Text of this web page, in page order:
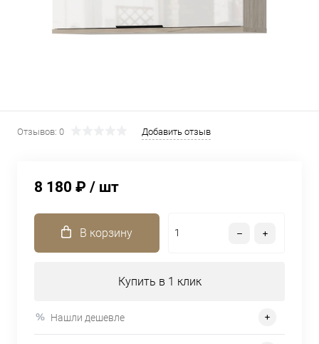
Отзывов: 0 Добавить отзыв
8 180 ₽ / шт
В корзину
Купить в 1 клик
Нашли дешевле